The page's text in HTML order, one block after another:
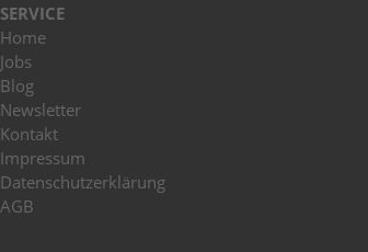
SERVICE
Home
Jobs
Blog
Newsletter
Kontakt
Impressum
Datenschutzerklärung
AGB